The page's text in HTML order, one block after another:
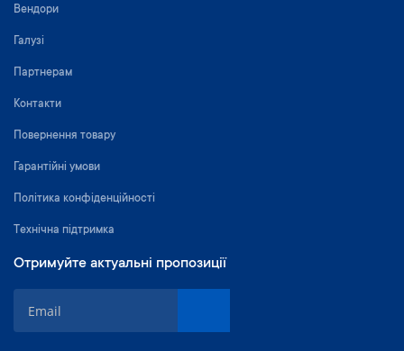
Вендори
Галузі
Партнерам
Контакти
Повернення товару
Гарантійні умови
Політика конфіденційності
Технічна підтримка
Отримуйте актуальні пропозиції
д